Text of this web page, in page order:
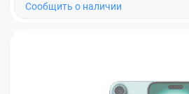
Cообщить о наличии